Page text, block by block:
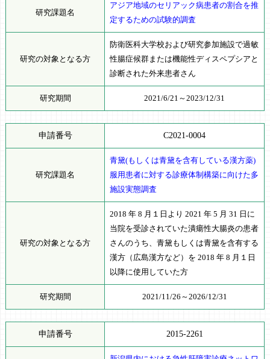
研究課題名
アジア地域のセリアック病患者の割合を推
定するための試験的調査
研究の対象となる方
防衛医科大学校および研究参加施設で過敏
性腸症候群または機能性ディスペプシアと
診断された外来患者さん
研究期間 2021/6/21～2023/12/31
申請番号 C2021-0004
研究課題名
青黛(もしくは青黛を含有している漢方薬)
服用患者に対する診療体制構築に向けた多
施設実態調査
研究の対象となる方
2018 年 8 月１日より 2021 年 5 月 31 日に
当院を受診されていた潰瘍性大腸炎の患者
さんのうち、青黛もしくは青黛を含有する
漢方（広島漢方など）を 2018 年 8 月１日
以降に使用していた方
研究期間 2021/11/26～2026/12/31
申請番号 2015-2261